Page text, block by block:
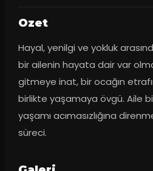
Ozet
Hayal, yenilgi ve yokluk
bir ailenin hayata dair var
gitmeye inat, bir ocağın
birlikte yaşamaya övgü. Aile
yaşamı acımasızlığına
süreci.